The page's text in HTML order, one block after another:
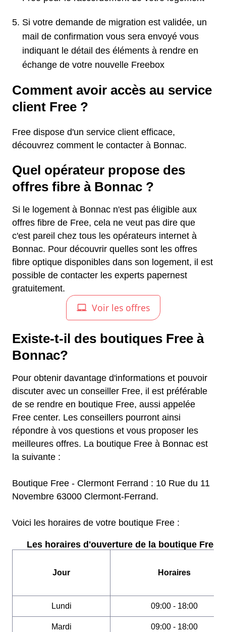
Si votre demande de migration est validée, un
mail de confirmation vous sera envoyé vous
indiquant le détail des éléments à rendre en
échange de votre nouvelle Freebox
Comment avoir accès au service
client Free ?
Free dispose d'un service client efficace,
découvrez comment le contacter à Bonnac.
Quel opérateur propose des
offres fibre à Bonnac ?
Si le logement à Bonnac n'est pas éligible aux
offres fibre de Free, cela ne veut pas dire que
c'est pareil chez tous les opérateurs internet à
Bonnac. Pour découvrir quelles sont les offres
fibre optique disponibles dans son logement, il est
possible de contacter les experts papernest
gratuitement.
Existe-t-il des boutiques Free à
Bonnac?
Pour obtenir davantage d'informations et pouvoir
discuter avec un conseiller Free, il est préférable
de se rendre en boutique Free, aussi appelée
Free center. Les conseillers pourront ainsi
répondre à vos questions et vous proposer les
meilleures offres. La boutique Free à Bonnac est
la suivante :
Boutique Free - Clermont Ferrand : 10 Rue du 11
Novembre 63000 Clermont-Ferrand.
Voici les horaires de votre boutique Free :
Les horaires d'ouverture de la boutique Free :
Jour Horaires
Lundi 09:00 - 18:00
Mardi 09:00 - 18:00